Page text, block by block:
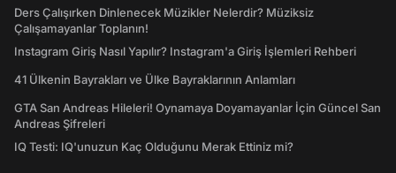
Ders Çalışırken Dinlenecek Müzikler Nelerdir? Müziksiz
Çalışamayanlar Toplanın!
Instagram Giriş Nasıl Yapılır? Instagram'a Giriş İşlemleri Rehberi
41 Ülkenin Bayrakları ve Ülke Bayraklarının Anlamları
GTA San Andreas Hileleri! Oynamaya Doyamayanlar İçin Güncel San
Andreas Şifreleri
IQ Testi: IQ'unuzun Kaç Olduğunu Merak Ettiniz mi?